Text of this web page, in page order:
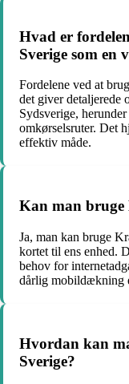
Hvad er
Sverige som en
Fordelene ved at
det giver detaljerede
Sydsverige,
omkørselsruter. Det
effektiv måde.
Kan man bruge
Ja, man kan bruge
kortet til ens enhed.
behov for
dårlig mobildækning
Hvordan kan
Sverige?